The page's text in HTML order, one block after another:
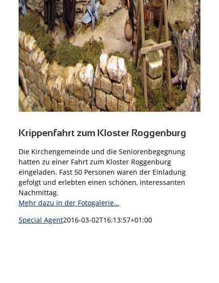
Krippenfahrt zum Kloster Roggenburg
Die Kirchengemeinde und die Seniorenbegegnung
hatten zu einer Fahrt zum Kloster Roggenburg
eingeladen. Fast 50 Personen waren der Einladung
gefolgt und erlebten einen schönen, interessanten
Nachmittag.
Mehr dazu in der Fotogalerie…
Special Agent2016-03-02T16:13:57+01:00